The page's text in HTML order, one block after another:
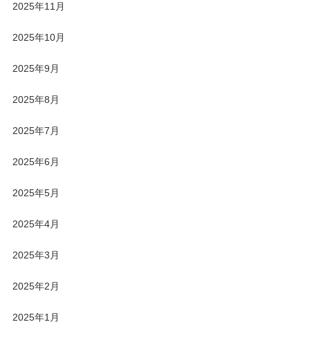
2025年11月
2025年10月
2025年9月
2025年8月
2025年7月
2025年6月
2025年5月
2025年4月
2025年3月
2025年2月
2025年1月